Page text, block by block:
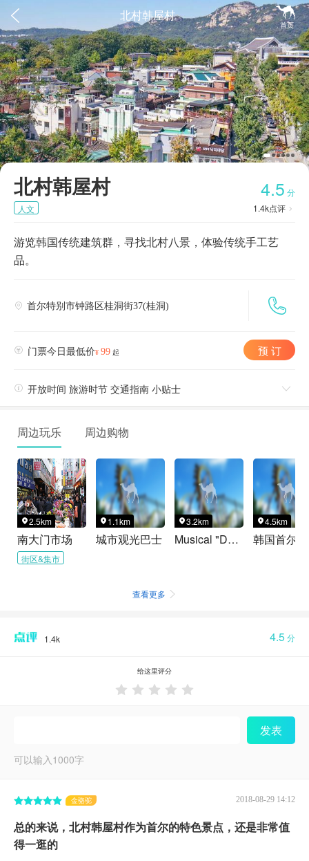
 
首页
北村韩屋村
北村韩屋村 4.5 分
1.4k点评 
人文
游览韩国传统建筑群，寻找北村八景，体验传统手工艺
品。

 首尔特别市钟路区桂洞街37(桂洞)
 门票今日最低价¥ 99 起 预 订
 开放时间 旅游时节 交通指南 小贴士 
周边玩乐 周边购物
2.5km
南大门市场
街区&集市
 1.1km
城市观光巴士
3.2km
Musical "Dear Evan Hansen"
4.5km
查看更多 
1.4k 4.5分
给这里评分
    
发表
可以输入1000字
2018-08-29 14:12
金骆驼
总的来说，北村韩屋村作为首尔的特色景点，还是非常值
得一逛的